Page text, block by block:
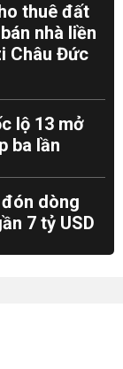
thuê đất
nhà liền
Châu Đức
lộ 13 mở
ba lần
dòng
7 tỷ USD